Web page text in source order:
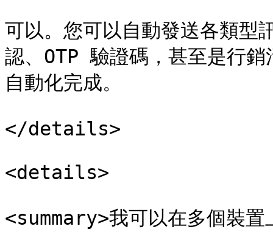
可以。您可以自動發送各類型
認、OTP 驗證碼，甚至是行
自動化完成。
</details>
<details>
<summary>我可以在多個裝